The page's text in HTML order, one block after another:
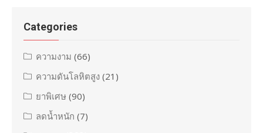
Categories
ความงาม (66)
ความดันโลหิตสูง (21)
ยาพิเศษ (90)
ลดน้ำหนัก (7)